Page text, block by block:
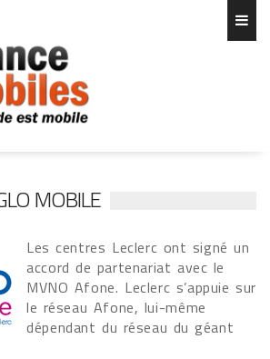
MOBILE
Les centres Leclerc ont signé un
accord de partenariat avec le
MVNO Afone. Leclerc s’appuie sur
le réseau Afone, lui-même
dépendant du réseau du géant